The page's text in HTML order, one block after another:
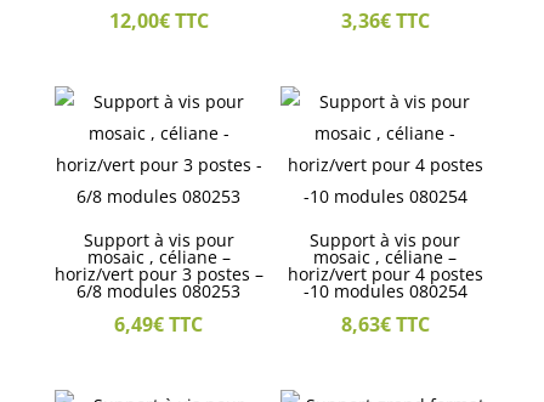
12,00€TTC 3,36€TTC
Support à vis pour
mosaic , céliane –
horiz/vert pour 3 postes –
6/8 modules 080253
6,49€TTC
Support à vis pour
mosaic , céliane –
horiz/vert pour 4 postes
-10 modules 080254
8,63€TTC